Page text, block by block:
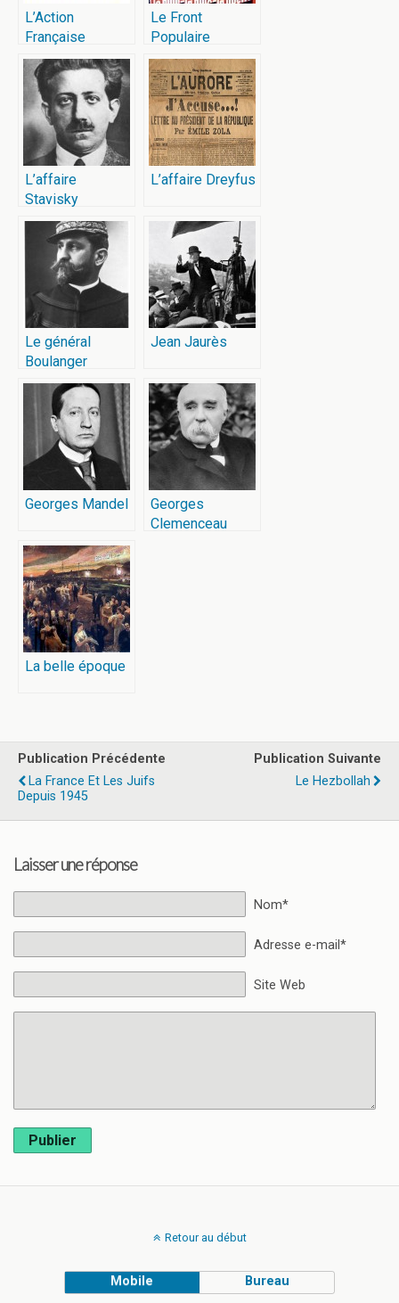
L’Action
Française
Le Front
Populaire
L’affaire
Stavisky
L’affaire Dreyfus
Le général
Boulanger
Jean Jaurès
Georges Mandel
Georges
Clemenceau
La belle époque
Publication Précédente
La France Et Les Juifs
Depuis 1945
Publication Suivante
Le Hezbollah
Laisser une réponse
Nom*
Adresse e-mail*
Site Web
Publier
Retour au début
Mobile Bureau